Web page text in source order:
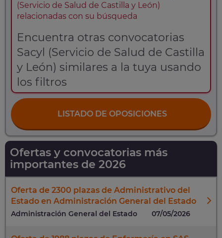
(Servicio de Salud de Castilla y León)
relacionadas con su búsqueda
Encuentra otras convocatorias
Sacyl (Servicio de Salud de Castilla
y León) similares a la tuya usando
los filtros
LISTADO DE OPOSICIONES
Ofertas y convocatorias más
importantes de 2026
Oferta de 2300 plazas de Administrativo del
Estado en Administración General del Estado
Administración General del Estado 07/05/2026